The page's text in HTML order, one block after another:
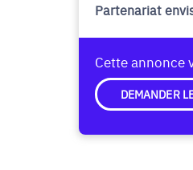
Partenariat
Cette annonce
DEMANDER